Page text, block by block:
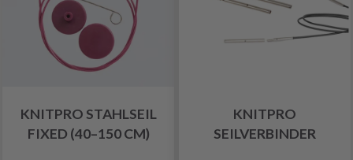
KNITPRO STAHLSEIL
FIXED (40–150 CM)
KNITPRO
SEILVERBINDER